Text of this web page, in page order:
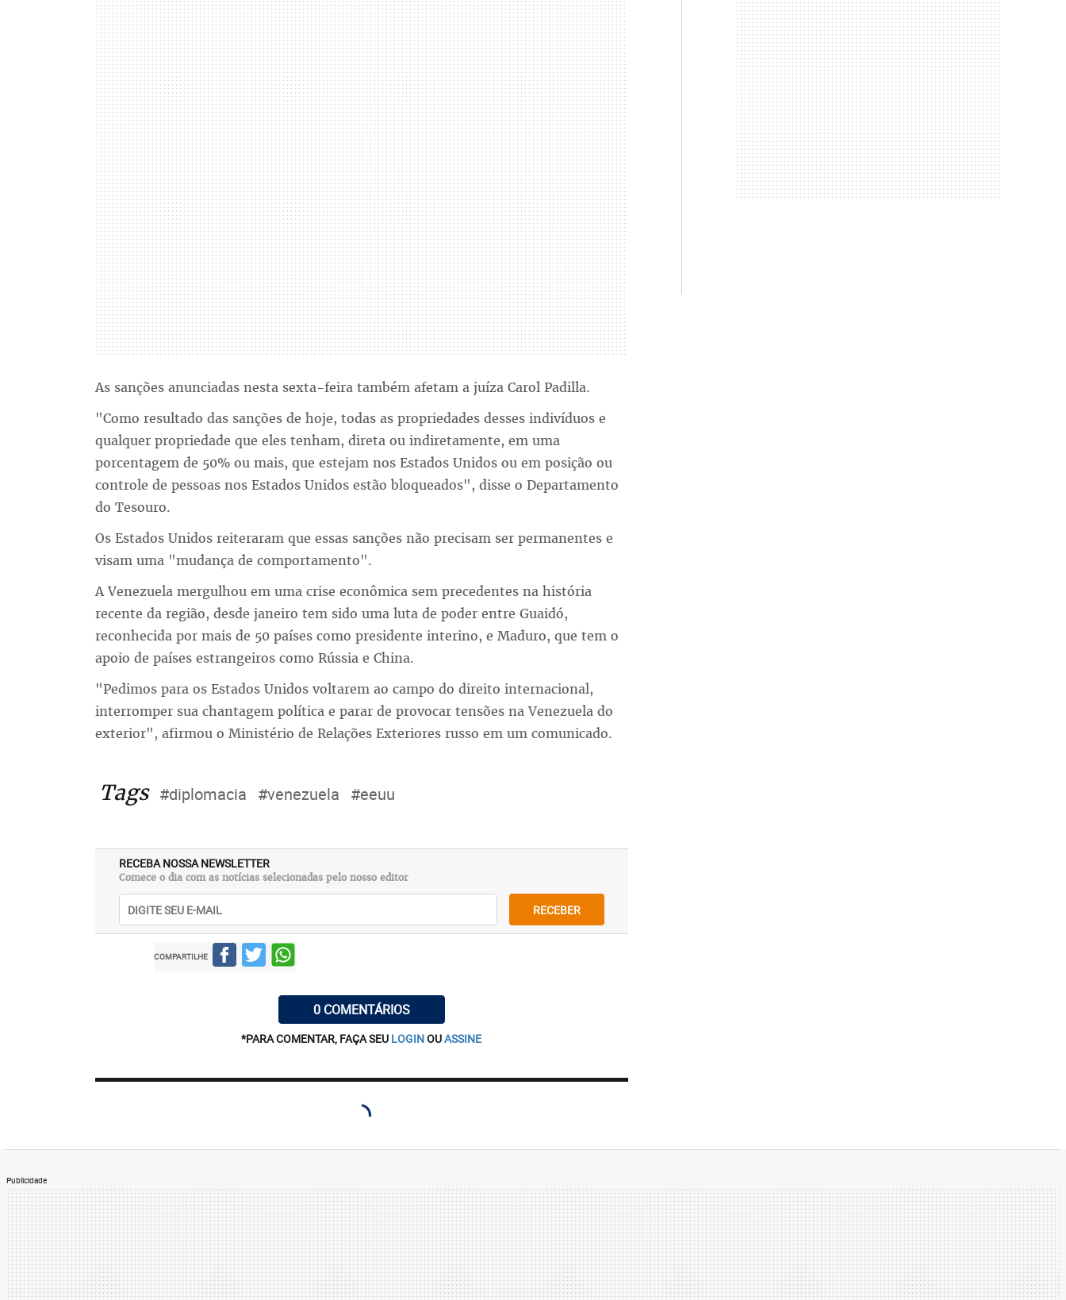
As sanções anunciadas nesta sexta-feira também afetam a juíza Carol Padilla.
"Como resultado das sanções de hoje, todas as propriedades desses indivíduos e
qualquer propriedade que eles tenham, direta ou indiretamente, em uma
porcentagem de 50% ou mais, que estejam nos Estados Unidos ou em posição ou
controle de pessoas nos Estados Unidos estão bloqueados", disse o Departamento
do Tesouro.
Os Estados Unidos reiteraram que essas sanções não precisam ser permanentes e
visam uma "mudança de comportamento".
A Venezuela mergulhou em uma crise econômica sem precedentes na história
recente da região, desde janeiro tem sido uma luta de poder entre Guaidó,
reconhecida por mais de 50 países como presidente interino, e Maduro, que tem o
apoio de países estrangeiros como Rússia e China.
"Pedimos para os Estados Unidos voltarem ao campo do direito internacional,
interromper sua chantagem política e parar de provocar tensões na Venezuela do
exterior", afirmou o Ministério de Relações Exteriores russo em um comunicado.
Tags #diplomacia #venezuela #eeuu
RECEBA NOSSA NEWSLETTER
Comece o dia com as notícias selecionadas pelo nosso editor
RECEBER
COMPARTILHE
0 COMENTÁRIOS
*PARA COMENTAR, FAÇA SEU LOGINOUASSINE
Publicidade